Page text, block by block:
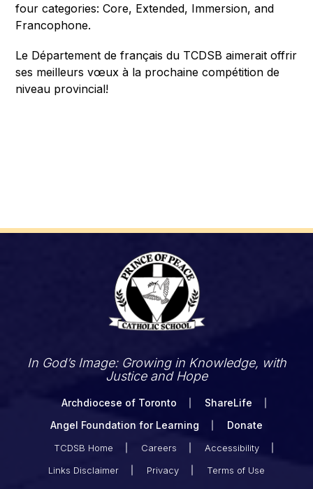
four categories: Core, Extended, Immersion, and
Francophone.
Le Département de français du TCDSB aimerait offrir
ses meilleurs vœux à la prochaine compétition de
niveau provincial!
In God’s Image: Growing in Knowledge, with
Justice and Hope
Archdiocese of Toronto
ShareLife
Angel Foundation for Learning
Donate
TCDSB Home Careers
Accessibility
Links Disclaimer
Privacy Terms of Use